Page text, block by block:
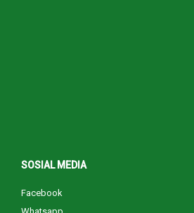
SOSIAL MEDIA
Facebook